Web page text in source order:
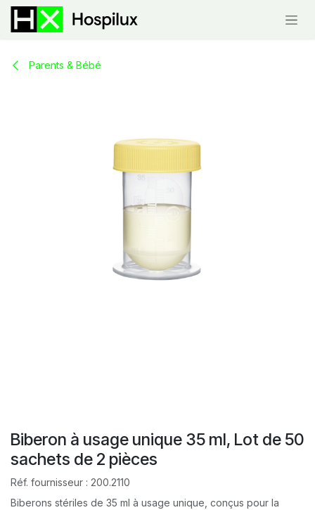
Skip to Content
Parents & Bébé
Biberon à usage unique 35 ml, Lot de 50
sachets de 2 pièces
Réf. fournisseur : 200.2110
Biberons stériles de 35 ml à usage unique, conçus pour la